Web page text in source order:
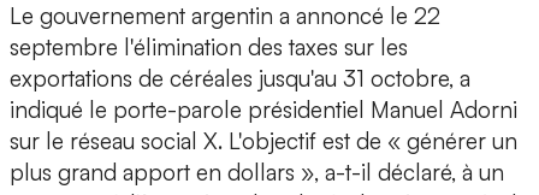
Le gouvernement argentin a annoncé le 22
septembre l'élimination des taxes sur les
exportations de céréales jusqu'au 31 octobre, a
indiqué le porte-parole présidentiel Manuel Adorni
sur le réseau social X. L'objectif est de « générer un
plus grand apport en dollars », a-t-il déclaré, à un